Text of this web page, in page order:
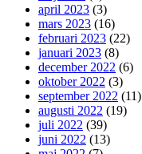
april 2023 (3)
mars 2023 (16)
februari 2023 (22)
januari 2023 (8)
december 2022 (6)
oktober 2022 (3)
september 2022 (11)
augusti 2022 (19)
juli 2022 (39)
juni 2022 (13)